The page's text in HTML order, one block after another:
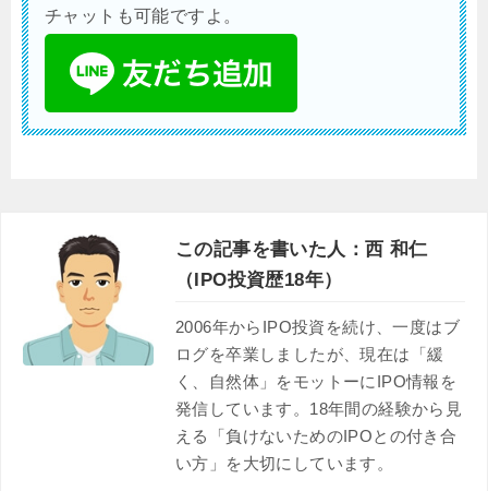
チャットも可能ですよ。
この記事を書いた人：西 和仁
（IPO投資歴18年）
2006年からIPO投資を続け、一度はブ
ログを卒業しましたが、現在は「緩
く、自然体」をモットーにIPO情報を
発信しています。18年間の経験から見
える「負けないためのIPOとの付き合
い方」を大切にしています。